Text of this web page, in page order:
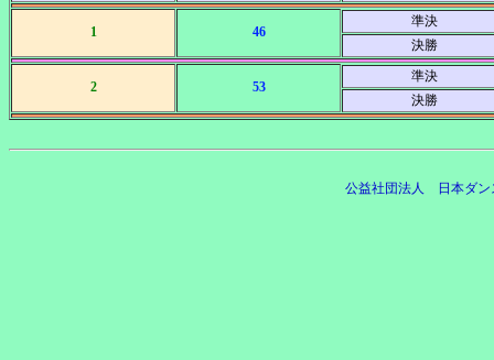
1 46
準決
決勝
2 53
準決
決勝
公益社団法人 日本ダ